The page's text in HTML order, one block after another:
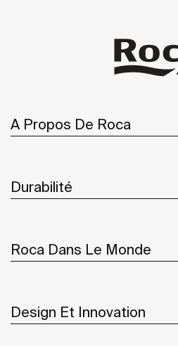
A Propos De Roca
Durabilité
Roca Dans Le Monde
Design Et Innovation